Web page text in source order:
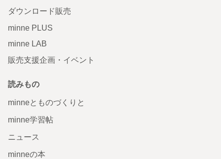
ダウンロード販売
minne PLUS
minne LAB
販売支援企画・イベント
読みもの
minneとものづくりと
minne学習帖
ニュース
minneの本